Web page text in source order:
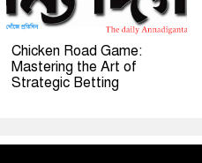
Chicken Road Game:
Mastering the Art of
Strategic Betting